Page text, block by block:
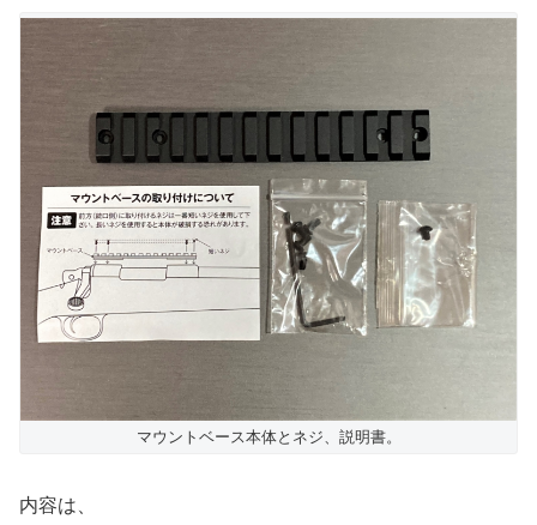
マウントベース本体とネジ、説明書。
内容は、